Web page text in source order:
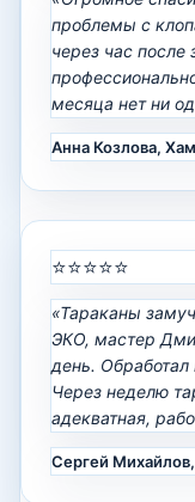
проблемы с
через час после
месяца нет ни
Анна Козлова,
⭐⭐⭐⭐⭐
«Тараканы
ЭКО, мастер
день. Обработал
Через неделю
адекватная,
Сергей